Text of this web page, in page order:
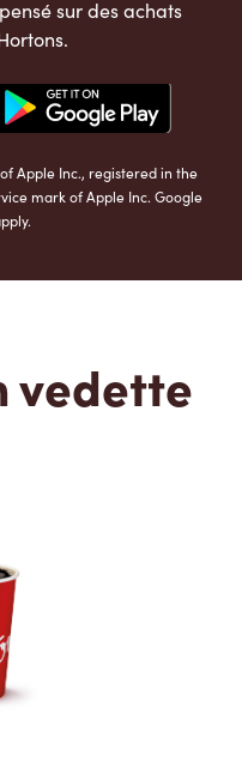
sur des achats
Apple Inc., registered in the
mark of Apple Inc. Google
vedette